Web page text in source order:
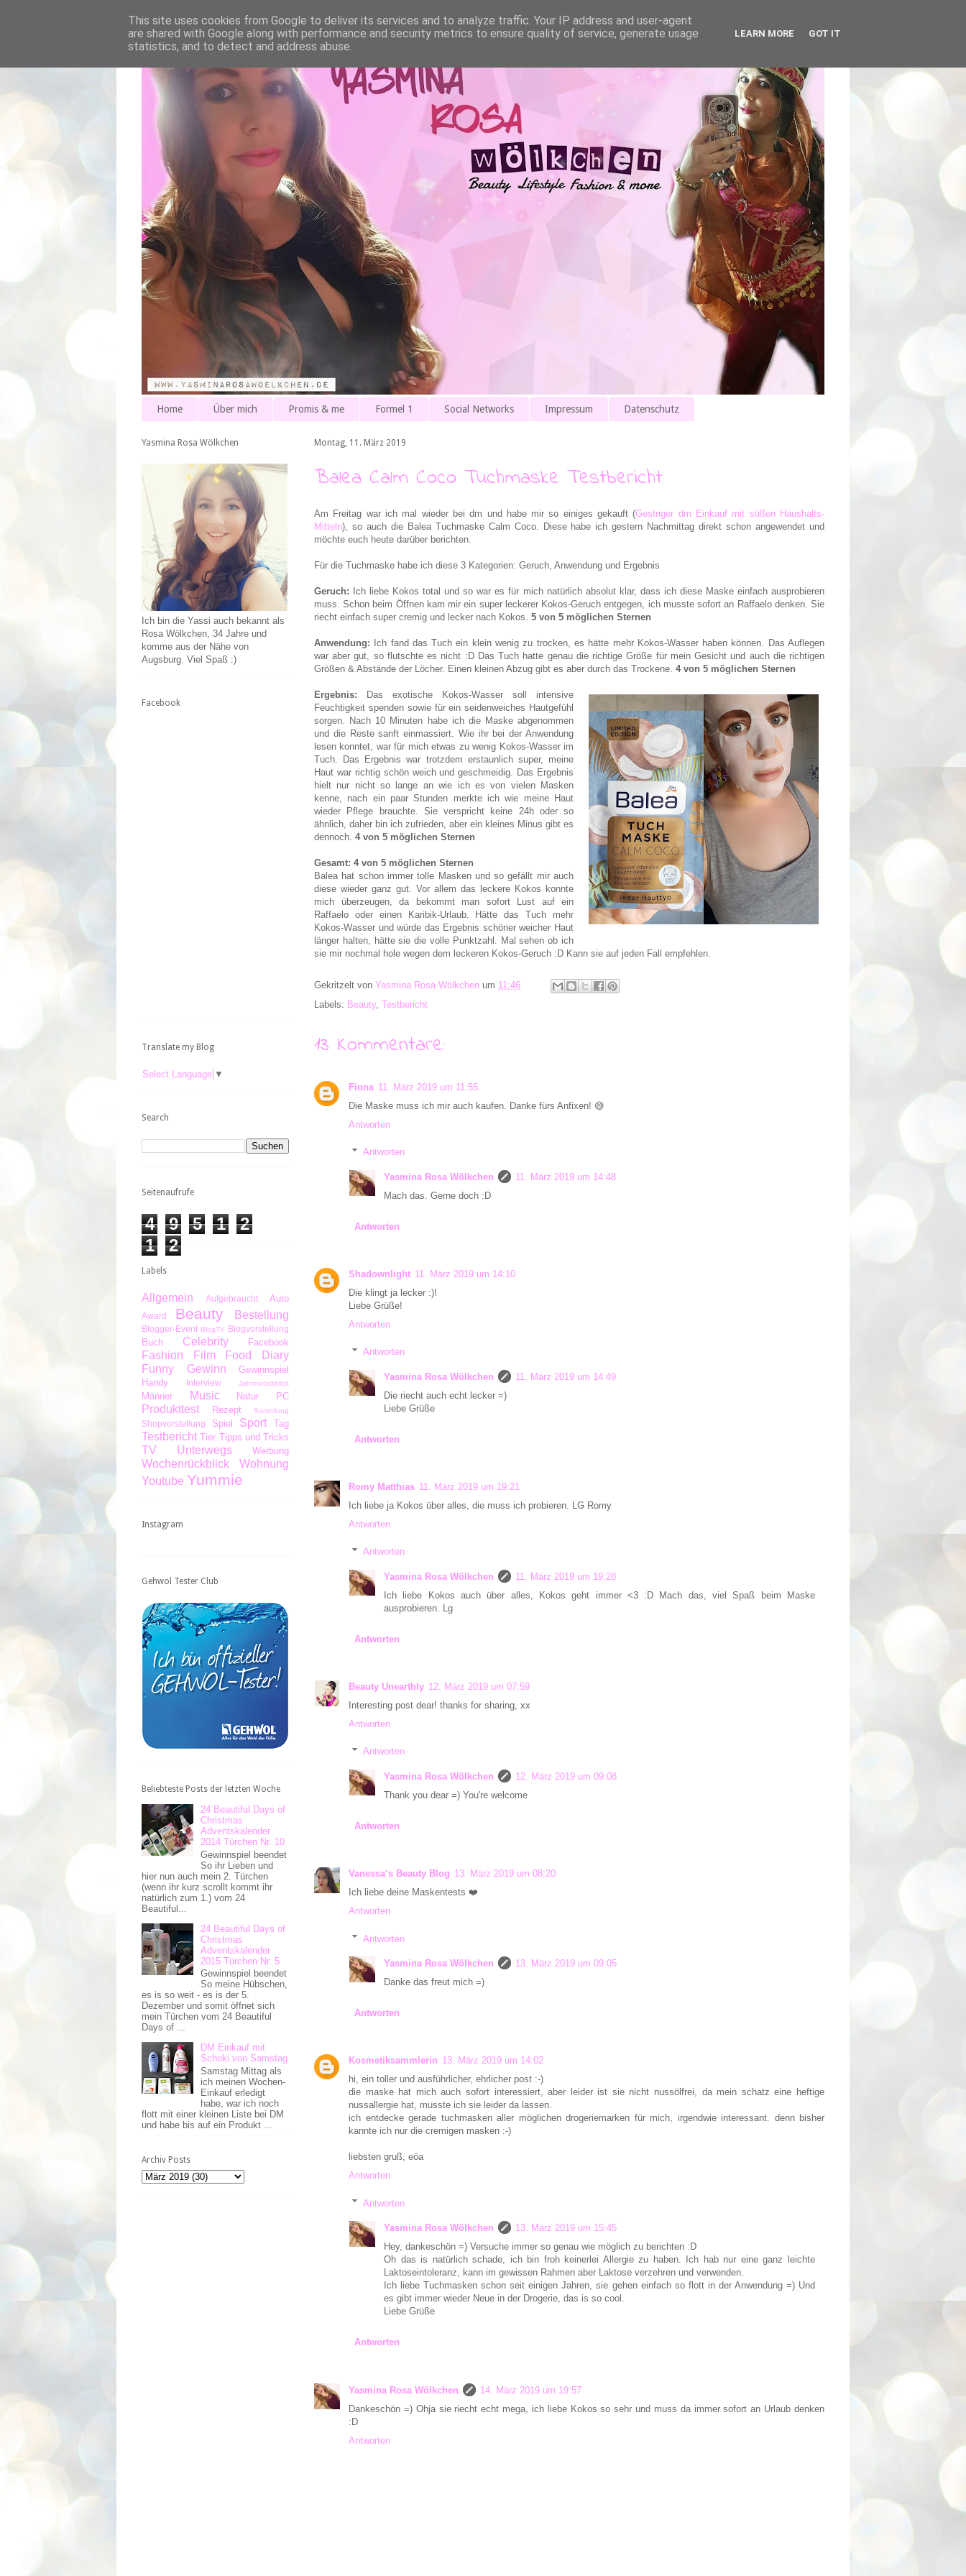
Home Über mich Promis & me Formel 1 Social Networks Impressum Datenschutz
Montag, 11. März 2019
Balea Calm Coco Tuchmaske Testbericht
Am Freitag war ich mal wieder bei dm und habe mir so einiges gekauft (Gestriger dm Einkauf mit süßen Haushalts-
Mitteln), so auch die Balea Tuchmaske Calm Coco. Diese habe ich gestern Nachmittag direkt schon angewendet und
möchte euch heute darüber berichten.
Für die Tuchmaske habe ich diese 3 Kategorien: Geruch, Anwendung und Ergebnis
Geruch: Ich liebe Kokos total und so war es für mich natürlich absolut klar, dass ich diese Maske einfach ausprobieren
muss. Schon beim Öffnen kam mir ein super leckerer Kokos-Geruch entgegen, ich musste sofort an Raffaelo denken. Sie
riecht einfach super cremig und lecker nach Kokos. 5 von 5 möglichen Sternen
Anwendung: Ich fand das Tuch ein klein wenig zu trocken, es hätte mehr Kokos-Wasser haben können. Das Auflegen
war aber gut, so flutschte es nicht :D Das Tuch hatte genau die richtige Größe für mein Gesicht und auch die richtigen
Größen & Abstände der Löcher. Einen kleinen Abzug gibt es aber durch das Trockene. 4 von 5 möglichen Sternen
Ergebnis: Das exotische Kokos-Wasser soll intensive
Feuchtigkeit spenden sowie für ein seidenweiches Hautgefühl
sorgen. Nach 10 Minuten habe ich die Maske abgenommen
und die Reste sanft einmassiert. Wie ihr bei der Anwendung
lesen konntet, war für mich etwas zu wenig Kokos-Wasser im
Tuch. Das Ergebnis war trotzdem erstaunlich super, meine
Haut war richtig schön weich und geschmeidig. Das Ergebnis
hielt nur nicht so lange an wie ich es von vielen Masken
kenne, nach ein paar Stunden merkte ich wie meine Haut
wieder Pflege brauchte. Sie verspricht keine 24h oder so
ähnlich, daher bin ich zufrieden, aber ein kleines Minus gibt es
dennoch. 4 von 5 möglichen Sternen
Gesamt: 4 von 5 möglichen Sternen
Balea hat schon immer tolle Masken und so gefällt mir auch
diese wieder ganz gut. Vor allem das leckere Kokos konnte
mich überzeugen, da bekommt man sofort Lust auf ein
Raffaelo oder einen Karibik-Urlaub. Hätte das Tuch mehr
Kokos-Wasser und würde das Ergebnis schöner weicher Haut
länger halten, hätte sie die volle Punktzahl. Mal sehen ob ich
sie mir nochmal hole wegen dem leckeren Kokos-Geruch :D Kann sie auf jeden Fall empfehlen.
Gekritzelt von Yasmina Rosa Wölkchen um 11:46
Labels: Beauty, Testbericht
13 Kommentare:
Fiona 11. März 2019 um 11:55
Die Maske muss ich mir auch kaufen. Danke fürs Anfixen! 😅
Antworten
Antworten
Yasmina Rosa Wölkchen
11. März 2019 um 14:48
Mach das. Gerne doch :D
Antworten
Shadownlight 11. März 2019 um 14:10
Die klingt ja lecker :)!
Liebe Grüße!
Antworten
Antworten
Yasmina Rosa Wölkchen
11. März 2019 um 14:49
Die riecht auch echt lecker =)
Liebe Grüße
Antworten
Romy Matthias 11. März 2019 um 19:21
Ich liebe ja Kokos über alles, die muss ich probieren. LG Romy
Antworten
Antworten
Yasmina Rosa Wölkchen
11. März 2019 um 19:28
Ich liebe Kokos auch über alles, Kokos geht immer <3 :D Mach das, viel Spaß beim Maske
ausprobieren. Lg
Antworten
Beauty Unearthly 12. März 2019 um 07:59
Interesting post dear! thanks for sharing, xx
Antworten
Antworten
Yasmina Rosa Wölkchen
12. März 2019 um 09:08
Thank you dear =) You're welcome
Antworten
Vanessa‘s Beauty Blog 13. März 2019 um 08:20
Ich liebe deine Maskentests ❤️
Antworten
Antworten
Yasmina Rosa Wölkchen
13. März 2019 um 09:05
Danke das freut mich =)
Antworten
Kosmetiksammlerin 13. März 2019 um 14:02
hi, ein toller und ausführlicher, ehrlicher post :-)
die maske hat mich auch sofort interessiert, aber leider ist sie nicht nussölfrei, da mein schatz eine heftige
nussallergie hat, musste ich sie leider da lassen.
ich entdecke gerade tuchmasken aller möglichen drogeriemarken für mich, irgendwie interessant. denn bisher
kannte ich nur die cremigen masken :-)
liebsten gruß, eöa
Antworten
Antworten
Yasmina Rosa Wölkchen
13. März 2019 um 15:45
Hey, dankeschön =) Versuche immer so genau wie möglich zu berichten :D
Oh das is natürlich schade, ich bin froh keinerlei Allergie zu haben. Ich hab nur eine ganz leichte
Laktoseintoleranz, kann im gewissen Rahmen aber Laktose verzehren und verwenden.
Ich liebe Tuchmasken schon seit einigen Jahren, sie gehen einfach so flott in der Anwendung =) Und
es gibt immer wieder Neue in der Drogerie, das is so cool.
Liebe Grüße
Antworten
Yasmina Rosa Wölkchen
14. März 2019 um 19:57
Dankeschön =) Ohja sie riecht echt mega, ich liebe Kokos so sehr und muss da immer sofort an Urlaub denken
:D
Antworten
Yasmina Rosa Wölkchen
Ich bin die Yassi auch bekannt als
Rosa Wölkchen, 34 Jahre und
komme aus der Nähe von
Augsburg. Viel Spaß :)
Facebook
Translate my Blog
Select Language ▼
Search
Seitenaufrufe
4 9 5 1
2
1
2
Labels
Allgemein Aufgebraucht Auto
Award Beauty Bestellung
Blogger-Event BlogTV Blogvorstellung
Buch Celebrity Facebook
Fashion Film
Food Diary
Funny
Gewinn
Gewinnspiel
Handy
Interview Jahresrückblick
Männer Music Natur PC
Produkttest Rezept Sammlung
Shopvorstellung Spiel Sport Tag
Testbericht Tier Tipps und Tricks
TV Unterwegs Werbung
Wochenrückblick
Wohnung
Youtube Yummie
Instagram
Gehwol Tester Club
Beliebteste Posts der letzten Woche
24 Beautiful Days of
Christmas
Adventskalender
2014 Türchen Nr. 10
Gewinnspiel beendet
So ihr Lieben und
hier nun auch mein 2. Türchen
(wenn ihr kurz scrollt kommt ihr
natürlich zum 1.) vom 24
Beautiful...
24 Beautiful Days of
Christmas
Adventskalender
2015 Türchen Nr. 5
Gewinnspiel beendet
So meine Hübschen,
es is so weit - es is der 5.
Dezember und somit öffnet sich
mein Türchen vom 24 Beautiful
Days of ...
DM Einkauf mit
Schoki von Samstag
Samstag Mittag als
ich meinen Wochen-
Einkauf erledigt
habe, war ich noch
flott mit einer kleinen Liste bei DM
und habe bis auf ein Produkt ...
Archiv Posts
This site uses cookies from Google to deliver its services and to analyze traffic. Your IP address and user-agent
are shared with Google along with performance and security metrics to ensure quality of service, generate usage
statistics, and to detect and address abuse.
LEARN MORE GOT IT